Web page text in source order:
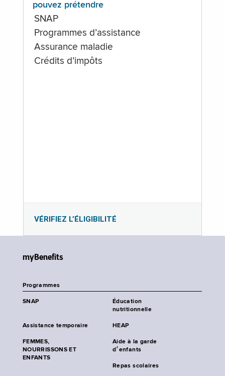
pouvez prétendre
SNAP
Programmes d’assistance
Assurance maladie
Crédits d’impôts
VÉRIFIEZ L’ÉLIGIBILITÉ
myBenefits
Programmes
SNAP
Éducation
nutritionnelle
Assistance temporaire HEAP
FEMMES,
NOURRISSONS ET
ENFANTS
Aide à la garde
d׳enfants
Repas scolaires